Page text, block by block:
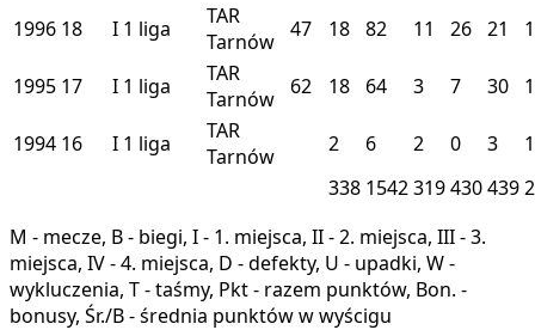
1996 18 I 1 liga
TAR
Tarnów 47 18 82 11 26 21
1995 17 I 1 liga
TAR
Tarnów
62 18 64 3 7 30
1994 16 I 1 liga
TAR
Tarnów
2 6 2 0 3
1
338 1542319430439
M - mecze, B - biegi, I - 1. miejsca, II - 2. miejsca, III - 3.
miejsca, IV - 4. miejsca, D - defekty, U - upadki, W -
wykluczenia, T - taśmy, Pkt - razem punktów, Bon. -
bonusy, Śr./B - średnia punktów w wyścigu